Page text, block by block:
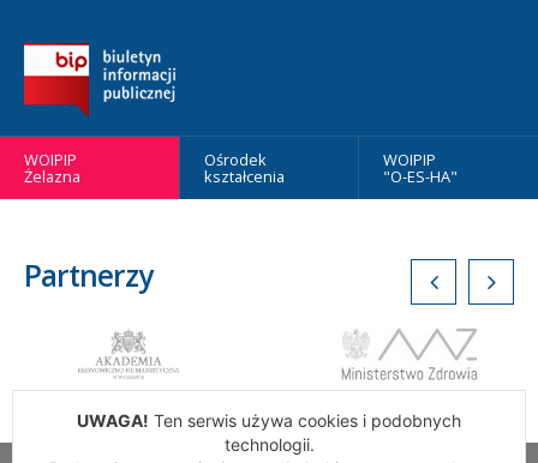
WOIPIP
Żelazna
Ośrodek
kształcenia
WOIPIP
"O-ES-HA"
Partnerzy
UWAGA! Ten serwis używa cookies i podobnych
technologii.